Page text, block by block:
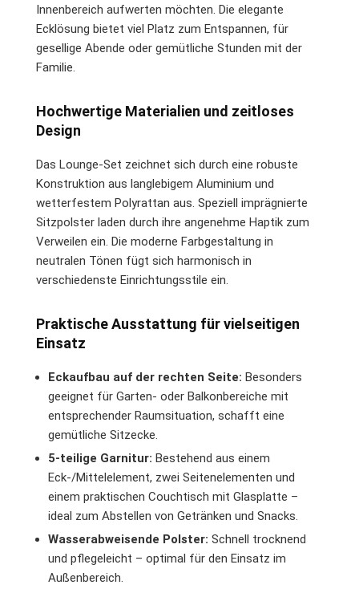
Innenbereich aufwerten möchten. Die elegante
Ecklösung bietet viel Platz zum Entspannen, für
gesellige Abende oder gemütliche Stunden mit der
Familie.
Hochwertige Materialien und zeitloses
Design
Das Lounge-Set zeichnet sich durch eine robuste
Konstruktion aus langlebigem Aluminium und
wetterfestem Polyrattan aus. Speziell imprägnierte
Sitzpolster laden durch ihre angenehme Haptik zum
Verweilen ein. Die moderne Farbgestaltung in
neutralen Tönen fügt sich harmonisch in
verschiedenste Einrichtungsstile ein.
Praktische Ausstattung für vielseitigen
Einsatz
Eckaufbau auf der rechten Seite: Besonders
geeignet für Garten- oder Balkonbereiche mit
entsprechender Raumsituation, schafft eine
gemütliche Sitzecke.
5-teilige Garnitur: Bestehend aus einem
Eck-/Mittelelement, zwei Seitenelementen und
einem praktischen Couchtisch mit Glasplatte –
ideal zum Abstellen von Getränken und Snacks.
Wasserabweisende Polster: Schnell trocknend
und pflegeleicht – optimal für den Einsatz im
Außenbereich.